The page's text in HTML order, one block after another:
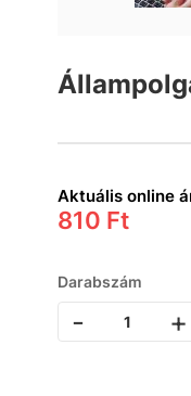
Aktuális online
810 Ft
Darabszám
- +